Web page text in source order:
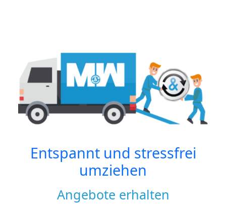
Entspannt und stressfrei
umziehen
Angebote erhalten